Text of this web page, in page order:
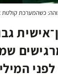
כשהמערכת